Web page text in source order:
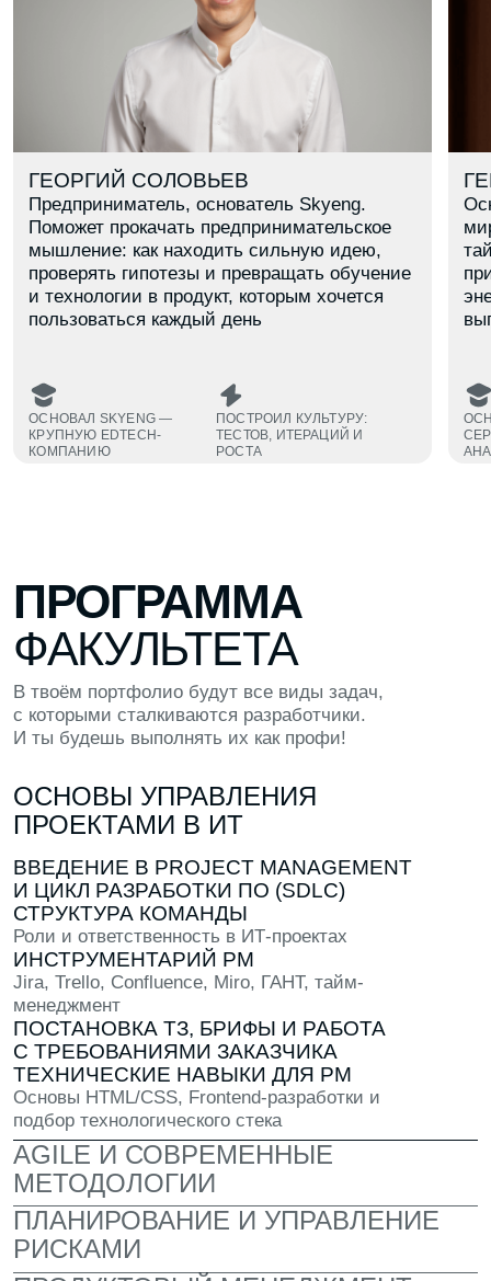
интересы
Попробуй создать что-то в рамках
программы: макет, код или лендинг
ПРАКТИКА
Задай любые вопросы другим студентам
прямо в кампусе
ОТВЕТЫ
В каком ты классе?
8 9 10 11
Даю согласие на обработку персональных данных
Даю согласие на получение рекламных материалов
НАСТОЯЩИЙ ОПЕНСПЕЙС
Приятный современный интерьер,
где комфортно учиться и работать
над проектами. У каждого своё личное
рабочее место и мощный компьютер
СОВРЕМЕННЫЙ
КАМПУС